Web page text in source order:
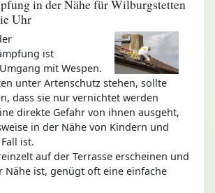
in der Nähe für Wilburgstetten
Uhr
ist
mit Wespen.
unter Artenschutz stehen, sollte
dass sie nur vernichtet werden
direkte Gefahr von ihnen ausgeht,
in der Nähe von Kindern und
ist.
auf der Terrasse erscheinen und
Nähe ist, genügt oft eine einfache